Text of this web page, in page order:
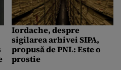
Iordache, despre
sigilarea arhivei SIPA,
propusă de PNL: Este o
prostie